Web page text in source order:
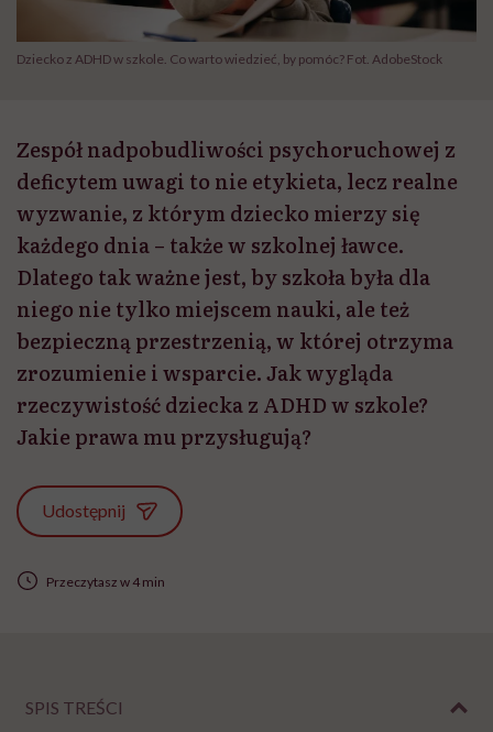
Dziecko z ADHD w szkole. Co warto wiedzieć, by pomóc? Fot. AdobeStock
Zespół nadpobudliwości psychoruchowej z
deficytem uwagi to nie etykieta, lecz realne
wyzwanie, z którym dziecko mierzy się
każdego dnia – także w szkolnej ławce.
Dlatego tak ważne jest, by szkoła była dla
niego nie tylko miejscem nauki, ale też
bezpieczną przestrzenią, w której otrzyma
zrozumienie i wsparcie. Jak wygląda
rzeczywistość dziecka z ADHD w szkole?
Jakie prawa mu przysługują?
Udostępnij
Przeczytasz w 4 min
SPIS TREŚCI